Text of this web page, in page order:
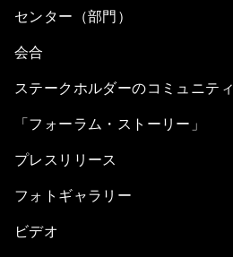
センター（部門）
会合
ステークホルダーのコミュニティ
「フォーラム・ストーリー」
プレスリリース
フォトギャラリー
ビデオ